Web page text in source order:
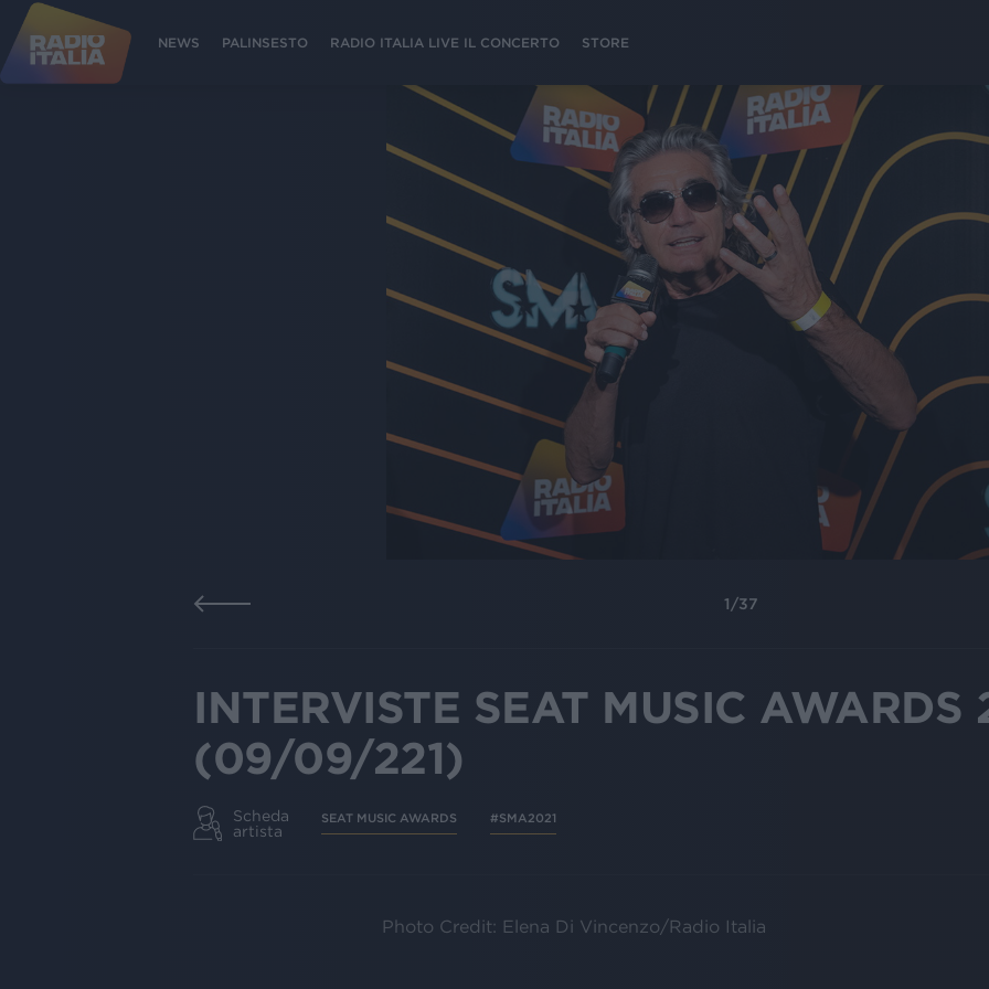
NEWS PALINSESTO RADIO ITALIA LIVE IL CONCERTO STORE
1/37
INTERVISTE SEAT MUSIC AWARDS
(09/09/221)
Scheda
artista
SEAT MUSIC AWARDS #SMA2021
Photo Credit: Elena Di Vincenzo/Radio Italia